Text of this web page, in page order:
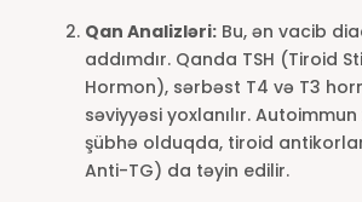
Qan Analizləri: Bu, ən vacib
addımdır. Qanda TSH (Tiroid
Hormon), sərbəst T4 və T3
səviyyəsi yoxlanılır.
şübhə olduqda, tiroid
Anti-TG) da təyin edilir.